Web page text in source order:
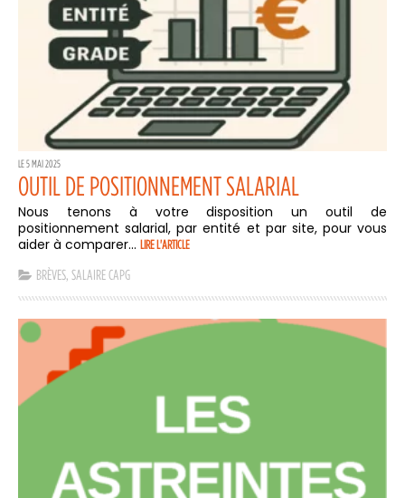
LE 5 MAI 2025
OUTIL DE POSITIONNEMENT SALARIAL
Nous tenons à votre disposition un outil de
positionnement salarial, par entité et par site, pour vous
aider à comparer... LIRE L'ARTICLE
BRÈVES, SALAIRE CAPG